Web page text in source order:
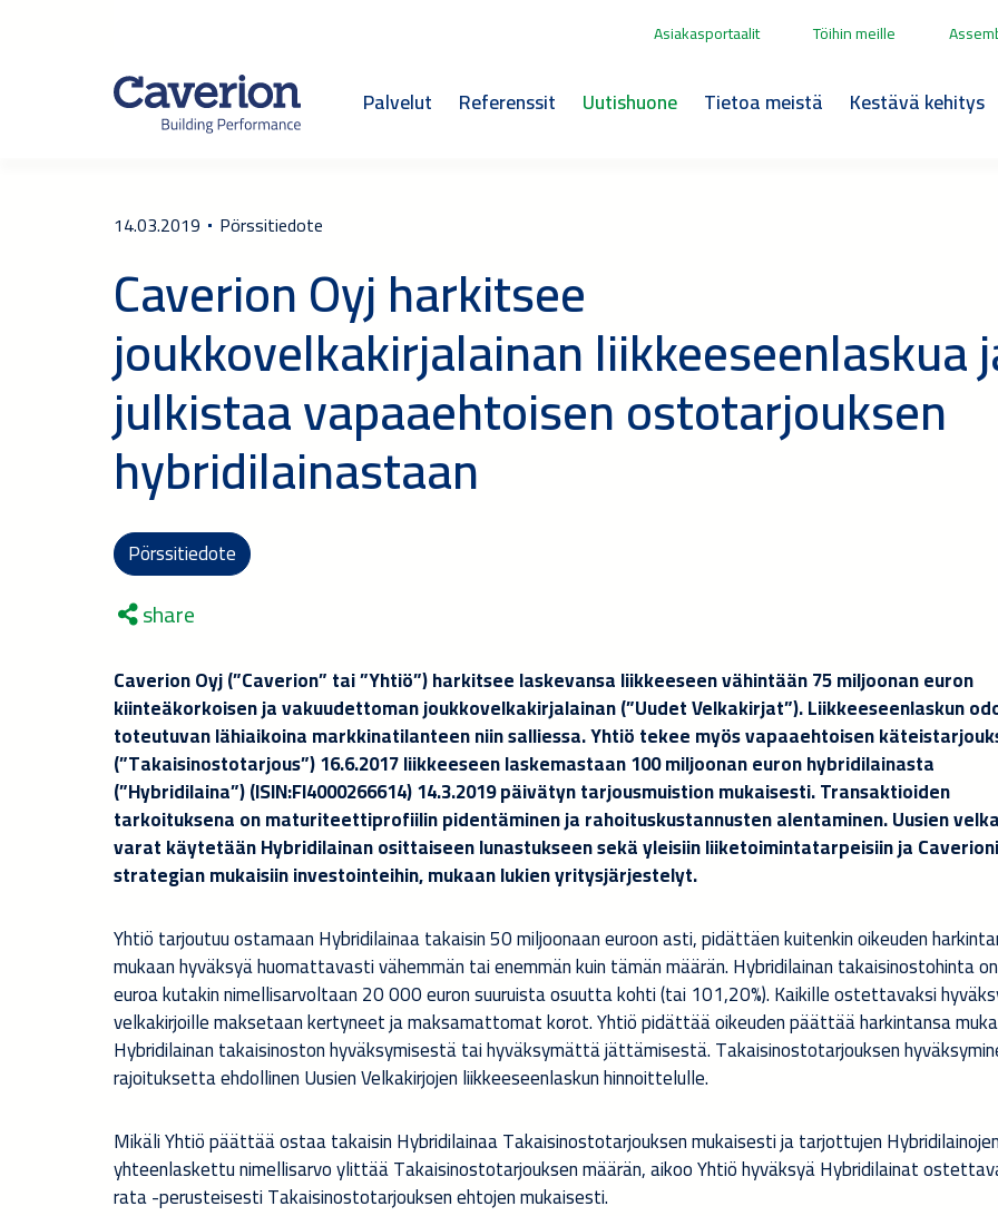
Asiakasportaalit Töihin meille
Palvelut Referenssit Uutishuone Tietoa meistä Kestävä kehitys
14.03.2019 Pörssitiedote
Caverion Oyj harkitsee
joukkovelkakirjalainan liikkeeseenlaskua
julkistaa vapaaehtoisen ostotarjouksen
hybridilainastaan
Pörssitiedote
share
Caverion Oyj (”Caverion” tai ”Yhtiö”) harkitsee laskevansa liikkeeseen vähintään 75 miljoonan euron
kiinteäkorkoisen ja vakuudettoman joukkovelkakirjalainan (”Uudet Velkakirjat”). Liikkeeseenlaskun
toteutuvan lähiaikoina markkinatilanteen niin salliessa. Yhtiö tekee myös vapaaehtoisen
(”Takaisinostotarjous”) 16.6.2017 liikkeeseen laskemastaan 100 miljoonan euron hybridilainasta
(”Hybridilaina”) (ISIN:FI4000266614) 14.3.2019 päivätyntarjousmuistion mukaisesti. Transaktioiden
tarkoituksena on maturiteettiprofiilin pidentäminen ja rahoituskustannusten alentaminen. Uusien
varat käytetään Hybridilainan osittaiseen lunastukseen sekä yleisiin liiketoimintatarpeisiin ja
strategian mukaisiin investointeihin, mukaan lukien yritysjärjestelyt.
Yhtiö tarjoutuu ostamaan Hybridilainaa takaisin 50 miljoonaan euroon asti, pidättäen kuitenkin oikeuden
mukaan hyväksyä huomattavasti vähemmän tai enemmän kuin tämän määrän. Hybridilainan takaisinostohinta
euroa kutakin nimellisarvoltaan 20 000 euron suuruista osuutta kohti (tai 101,20%). Kaikille ostettavaksi
velkakirjoille maksetaan kertyneet ja maksamattomat korot. Yhtiö pidättää oikeuden päättää harkintansa
Hybridilainan takaisinoston hyväksymisestä tai hyväksymättä jättämisestä. Takaisinostotarjouksen
rajoituksetta ehdollinen Uusien Velkakirjojen liikkeeseenlaskun hinnoittelulle.
Mikäli Yhtiö päättää ostaa takaisin Hybridilainaa Takaisinostotarjouksen mukaisesti ja tarjottujen Hybridilainojen
yhteenlaskettu nimellisarvo ylittää Takaisinostotarjouksen määrän, aikoo Yhtiö hyväksyä Hybridilainat
rata -perusteisesti Takaisinostotarjouksen ehtojen mukaisesti.